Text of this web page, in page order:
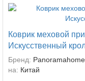
Коврик меховой
Искусственный
Бренд: Panoramahome
на: Китай